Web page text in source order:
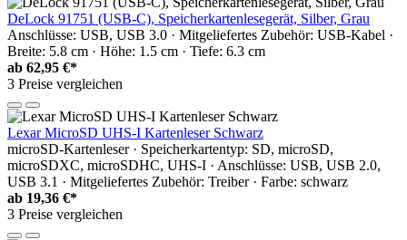
DeLock 91751 (USB-C), Speicherkartenlesegerät, Silber, Grau
Anschlüsse: USB, USB 3.0 · Mitgeliefertes Zubehör: USB-Kabel ·
Breite: 5.8 cm · Höhe: 1.5 cm · Tiefe: 6.3 cm
ab 62,95 €*
3 Preise vergleichen
Lexar MicroSD UHS-I Kartenleser Schwarz
microSD-Kartenleser · Speicherkartentyp: SD, microSD,
microSDXC, microSDHC, UHS-I · Anschlüsse: USB, USB 2.0,
USB 3.1 · Mitgeliefertes Zubehör: Treiber · Farbe: schwarz
ab 19,36 €*
3 Preise vergleichen